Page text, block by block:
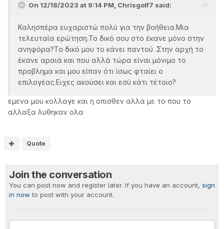
On 12/18/2023 at 9:14 PM, Chrisgolf7 said:
Καλησπέρα ευχαριστώ πολύ για την βοήθεια.Μια
τελευταία ερώτηση.Το δικό σου στο έκανε μόνο στην
ανηφόρα?Το δικό μου το κάνει παντού .Στην αρχή το
έκανε αραιά και που αλλά τώρα είναι μόνιμο το
προβλημα και μου είπαν ότι ίσως φταίει ο
επιλογέας.Ειχες ακούσει και εσύ κάτι τέτοιο?
εμενα μου κολλαγε και η οπισθεν αλλα με το που το
αλλαξα λυθηκαν ολα
Quote
Join the conversation
You can post now and register later. If you have an account, sign
in now to post with your account.